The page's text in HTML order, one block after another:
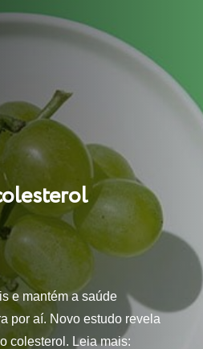
e mantém a saúde
por aí. Novo estudo revela
colesterol. Leia mais: